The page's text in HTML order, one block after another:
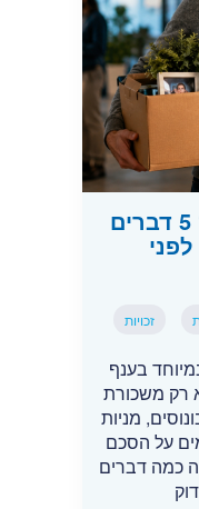
פוטרתם מההייטק? 5 דברים
זכויות
בענף
רק משכורת
מניות
על הסכם
כמה דברים